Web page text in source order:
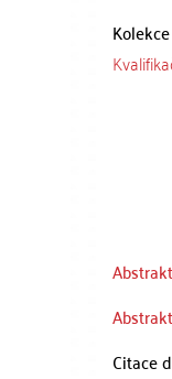
Kolekce
Citace